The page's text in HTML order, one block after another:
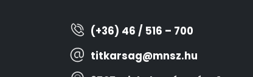
(+36) 46 / 516 – 700
titkarsag@mnsz.hu